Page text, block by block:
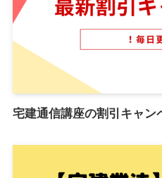
宅建通信講座の割引キャン